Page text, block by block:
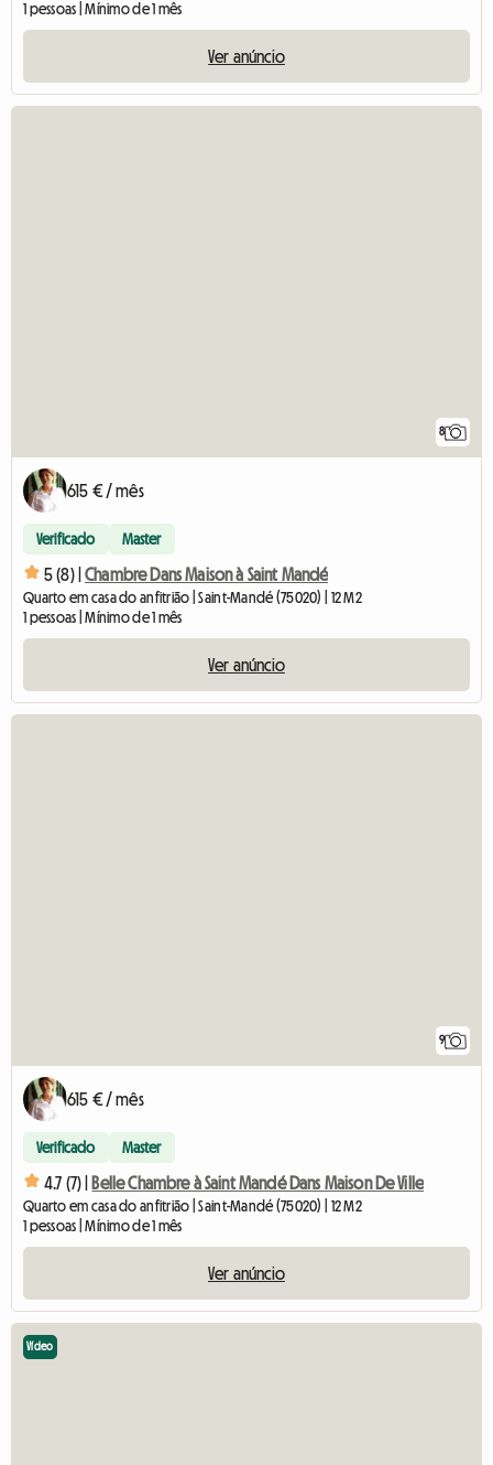
1 pessoas | Mínimo de 1 mês
Ver anúncio
8
615 € / mês
Verificado Master
5 (8) | Chambre Dans Maison à Saint Mandé
Quarto em casa do anfitrião | Saint-Mandé (75020) | 12 M2
1 pessoas | Mínimo de 1 mês
Ver anúncio
9
615 € / mês
Verificado Master
4.7 (7) | Belle Chambre à Saint Mandé Dans Maison De Ville
Quarto em casa do anfitrião | Saint-Mandé (75020) | 12 M2
1 pessoas | Mínimo de 1 mês
Ver anúncio
Vídeo